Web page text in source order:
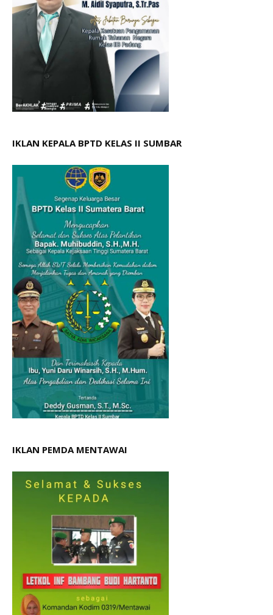
IKLAN KEPALA BPTD KELAS II SUMBAR
IKLAN PEMDA MENTAWAI